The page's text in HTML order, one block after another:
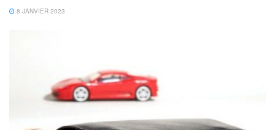
8 JANVIER 2023